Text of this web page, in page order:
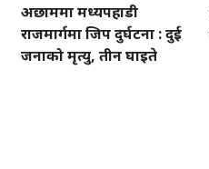
अछाममा मध्यपहाडी
राजमार्गमा जिप दुर्घटना : दुई
जनाको मृत्यु, तीन घाइते